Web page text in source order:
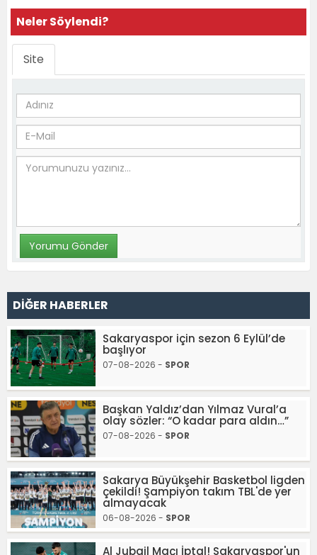
Neler Söylendi?
Site
DİĞER HABERLER
Sakaryaspor için sezon 6 Eylül’de
başlıyor
07-08-2026 - SPOR
Başkan Yaldız’dan Yılmaz Vural’a
olay sözler: “O kadar para aldın…”
07-08-2026 - SPOR
Sakarya Büyükşehir Basketbol ligden
çekildi! Şampiyon takım TBL'de yer
almayacak
06-08-2026 - SPOR
Al Jubail Maçı İptal! Sakaryaspor'un